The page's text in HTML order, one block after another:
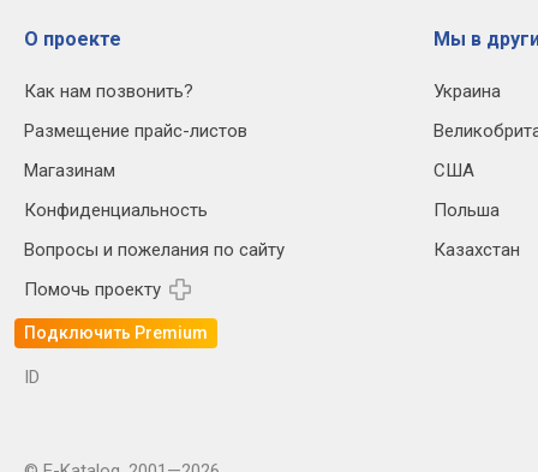
О проекте
Как нам позвонить?
Размещение прайс-листов
Магазинам
Конфиденциальность
Вопросы и пожелания по сайту
Помочь проекту
Подключить Premium
Мы в
Украина
США
Польша
Казахстан
ID